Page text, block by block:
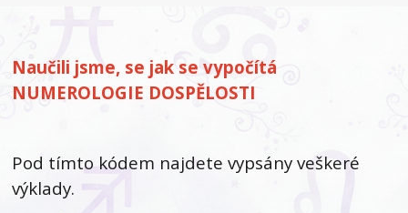
Naučili jsme, se jak se vypočítá
NUMEROLOGIE DOSPĚLOSTI
Pod tímto kódem najdete vypsány veškeré
výklady.